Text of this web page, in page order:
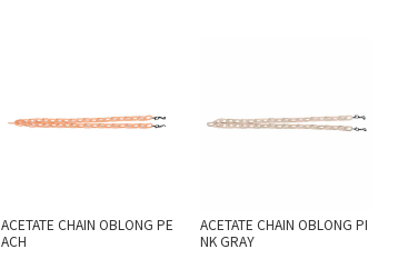
ACETATE CHAIN OBLONG PE
ACH
ACETATE CHAIN OBLONG PI
NK GRAY